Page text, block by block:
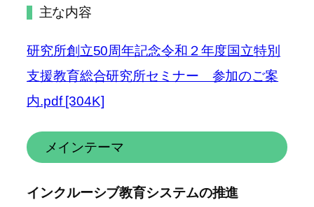
主な内容
研究所創立50周年記念令和２年度国立特別
支援教育総合研究所セミナー 参加のご案
内.pdf [304K]
メインテーマ
インクルーシブ教育システムの推進